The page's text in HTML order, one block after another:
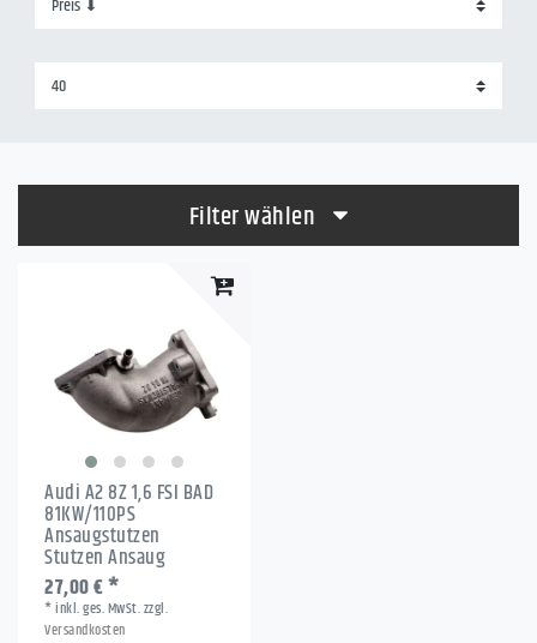
Filter wählen
Audi A2 8Z 1,6 FSI BAD
81KW/110PS
Ansaugstutzen
Stutzen Ansaug
27,00 € *
*inkl. ges. MwSt.zzgl.
Versandkosten